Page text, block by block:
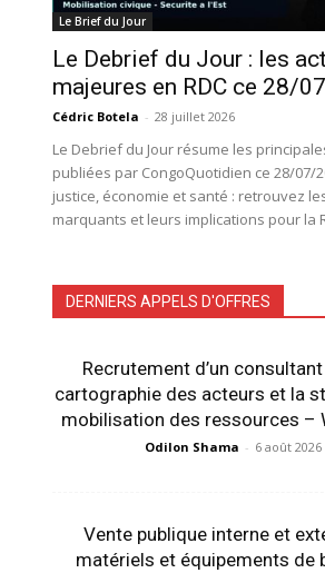
Le Brief du Jour
Le Debrief du Jour : les
majeures en RDC ce 28/
Cédric Botela - 28 juillet 2026
Le Debrief du Jour résume les
publiées par CongoQuotidien ce 28/07/
justice, économie et santé : retrouvez
marquants et leurs implications pour la
DERNIERS APPELS D'OFFRES
Recrutement d’un
cartographie des acteurs et la
mobilisation des ressources –
Odilon Shama - 6 août 2026
Vente publique interne et
matériels et équipements de